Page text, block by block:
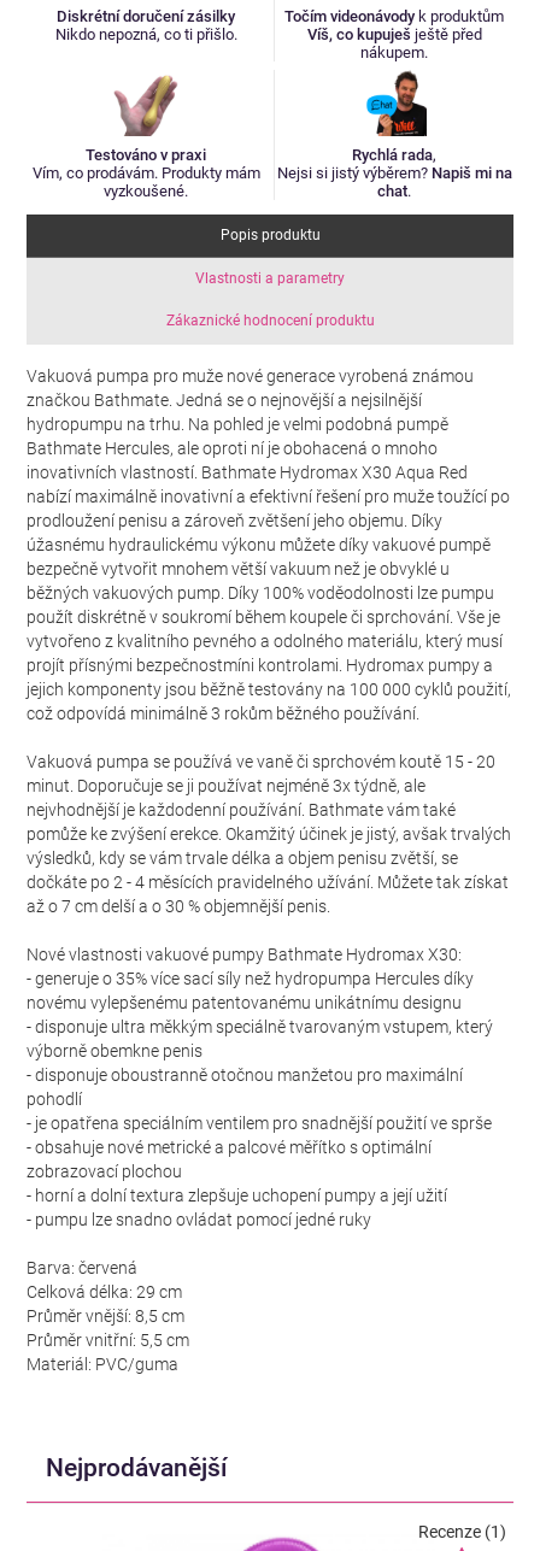
Diskrétní doručení zásilky
Nikdo nepozná, co ti přišlo.
Točím videonávody k produktům
Víš, co kupuješ ještě před
nákupem.
Testováno v praxi
Vím, co prodávám. Produkty mám
vyzkoušené.
Rychlá rada,
Nejsi si jistý výběrem? Napiš mi na
chat.
Popis produktu
Vlastnosti a parametry
Zákaznické hodnocení produktu
Vakuová pumpa pro muže nové generace vyrobená známou
značkou Bathmate. Jedná se o nejnovější a nejsilnější
hydropumpu na trhu. Na pohled je velmi podobná pumpě
Bathmate Hercules, ale oproti ní je obohacená o mnoho
inovativních vlastností. Bathmate Hydromax X30 Aqua Red
nabízí maximálně inovativní a efektivní řešení pro muže toužící po
prodloužení penisu a zároveň zvětšení jeho objemu. Díky
úžasnému hydraulickému výkonu můžete díky vakuové pumpě
bezpečně vytvořit mnohem větší vakuum než je obvyklé u
běžných vakuových pump. Díky 100% voděodolnosti lze pumpu
použít diskrétně v soukromí během koupele či sprchování. Vše je
vytvořeno z kvalitního pevného a odolného materiálu, který musí
projít přísnými bezpečnostmíni kontrolami. Hydromax pumpy a
jejich komponenty jsou běžně testovány na 100 000 cyklů použití,
což odpovídá minimálně 3 rokům běžného používání.
Vakuová pumpa se používá ve vaně či sprchovém koutě 15 - 20
minut. Doporučuje se ji používat nejméně 3x týdně, ale
nejvhodnější je každodenní používání. Bathmate vám také
pomůže ke zvýšení erekce. Okamžitý účinek je jistý, avšak trvalých
výsledků, kdy se vám trvale délka a objem penisu zvětší, se
dočkáte po 2 - 4 měsících pravidelného užívání. Můžete tak získat
až o 7 cm delší a o 30 % objemnější penis.
Nové vlastnosti vakuové pumpy Bathmate Hydromax X30:
- generuje o 35% více sací síly než hydropumpa Hercules díky
novému vylepšenému patentovanému unikátnímu designu
- disponuje ultra měkkým speciálně tvarovaným vstupem, který
výborně obemkne penis
- disponuje oboustranně otočnou manžetou pro maximální
pohodlí
- je opatřena speciálním ventilem pro snadnější použití ve sprše
- obsahuje nové metrické a palcové měřítko s optimální
zobrazovací plochou
- horní a dolní textura zlepšuje uchopení pumpy a její užití
- pumpu lze snadno ovládat pomocí jedné ruky
Barva: červená
Celková délka: 29 cm
Průměr vnější: 8,5 cm
Průměr vnitřní: 5,5 cm
Materiál: PVC/guma
Nejprodávanější
Recenze (1)